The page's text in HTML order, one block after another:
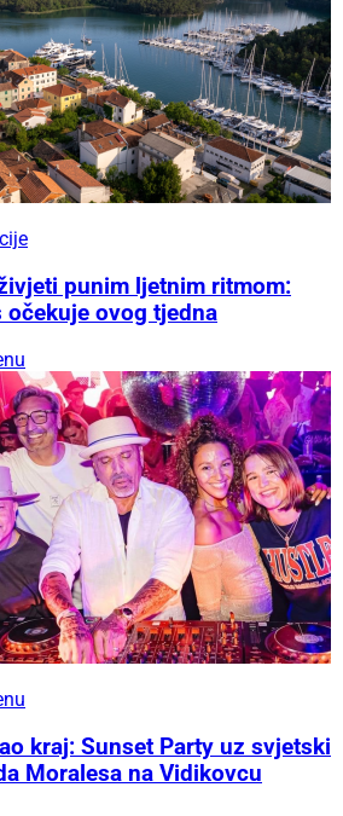
punim ljetnim ritmom:
očekuje ovog tjedna
kraj: Sunset Party uz svjetski
Moralesa na Vidikovcu